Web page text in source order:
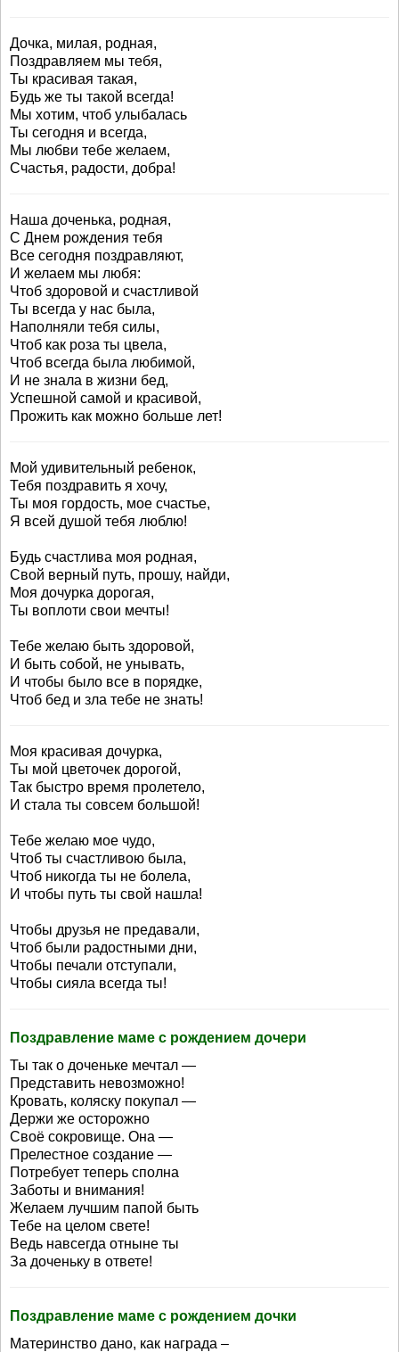
Дочка, милая, родная,
Поздравляем мы тебя,
Ты красивая такая,
Будь же ты такой всегда!
Мы хотим, чтоб улыбалась
Ты сегодня и всегда,
Мы любви тебе желаем,
Счастья, радости, добра!
Наша доченька, родная,
С Днем рождения тебя
Все сегодня поздравляют,
И желаем мы любя:
Чтоб здоровой и счастливой
Ты всегда у нас была,
Наполняли тебя силы,
Чтоб как роза ты цвела,
Чтоб всегда была любимой,
И не знала в жизни бед,
Успешной самой и красивой,
Прожить как можно больше лет!
Мой удивительный ребенок,
Тебя поздравить я хочу,
Ты моя гордость, мое счастье,
Я всей душой тебя люблю!
Будь счастлива моя родная,
Свой верный путь, прошу, найди,
Моя дочурка дорогая,
Ты воплоти свои мечты!
Тебе желаю быть здоровой,
И быть собой, не унывать,
И чтобы было все в порядке,
Чтоб бед и зла тебе не знать!
Моя красивая дочурка,
Ты мой цветочек дорогой,
Так быстро время пролетело,
И стала ты совсем большой!
Тебе желаю мое чудо,
Чтоб ты счастливою была,
Чтоб никогда ты не болела,
И чтобы путь ты свой нашла!
Чтобы друзья не предавали,
Чтоб были радостными дни,
Чтобы печали отступали,
Чтобы сияла всегда ты!
Поздравление маме с рождением дочери
Ты так о доченьке мечтал —
Представить невозможно!
Кровать, коляску покупал —
Держи же осторожно
Своё сокровище. Она —
Прелестное создание —
Потребует теперь сполна
Заботы и внимания!
Желаем лучшим папой быть
Тебе на целом свете!
Ведь навсегда отныне ты
За доченьку в ответе!
Поздравление маме с рождением дочки
Материнство дано, как награда –